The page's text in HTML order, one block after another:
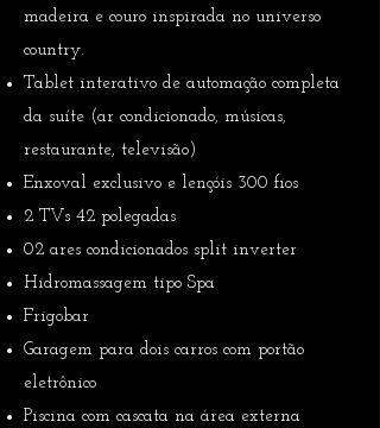
madeira e couro inspirada no universo
country.
Tablet interativo de automação completa
da suíte (ar condicionado, músicas,
restaurante, televisão)
Enxoval exclusivo e lençóis 300 fios
2 TVs 42 polegadas
02 ares condicionados split inverter
Hidromassagem tipo Spa
Frigobar
Garagem para dois carros com portão
eletrônico
Piscina com cascata na área externa